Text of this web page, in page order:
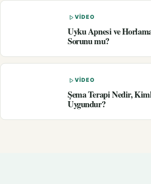
VIDEO
Uyku Apnesi ve
Sorunu mu?
VIDEO
Şema Terapi Nedir,
Uygundur?